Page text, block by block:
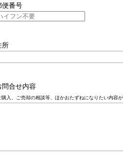
便番号
所
問合せ内容
購入、ご売却の相談等、ほかおたずねになりたい内容